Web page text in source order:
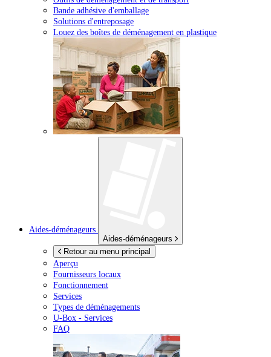
Bande adhésive d'emballage
Solutions d'entreposage
Louez des boîtes de déménagement en plastique
Aides-déménageurs
Aides-déménageurs
Retour au menu principal
Aperçu
Fournisseurs locaux
Fonctionnement
Services
Types de déménagements
U-Box - Services
FAQ